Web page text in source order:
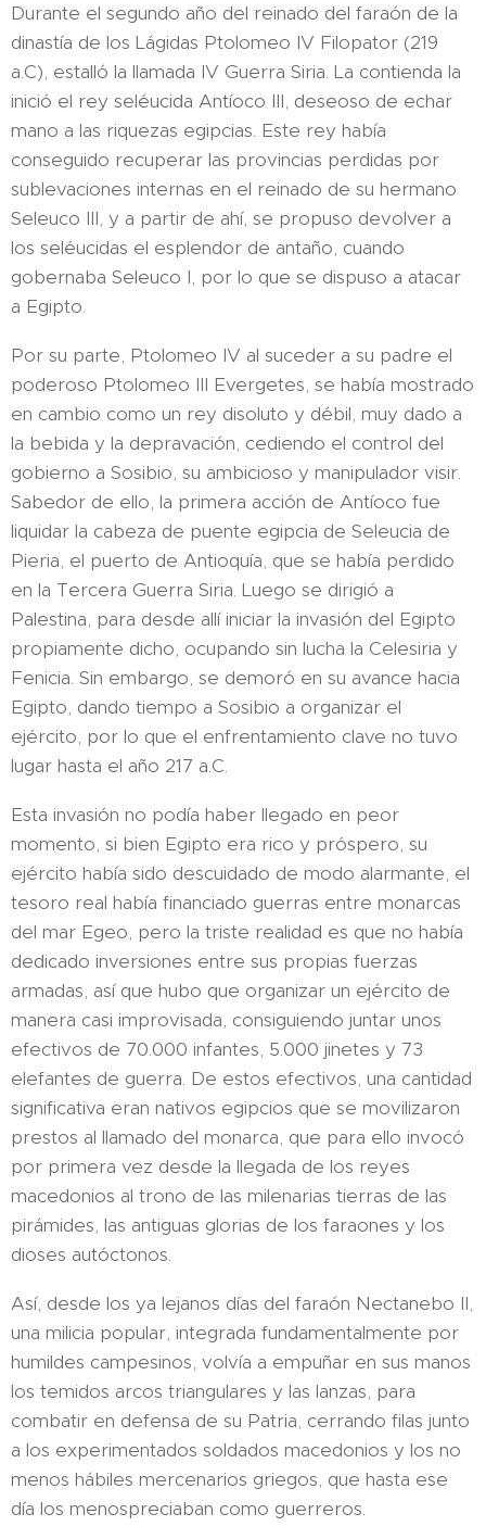
Durante el segundo año del reinado del faraón de la
dinastía de los Lágidas Ptolomeo IV Filopator (219
a.C), estalló la llamada IV Guerra Siria. La contienda la
inició el rey seléucida Antíoco III, deseoso de echar
mano a las riquezas egipcias. Este rey había
conseguido recuperar las provincias perdidas por
sublevaciones internas en el reinado de su hermano
Seleuco III, y a partir de ahí, se propuso devolver a
los seléucidas el esplendor de antaño, cuando
gobernaba Seleuco I, por lo que se dispuso a atacar
a Egipto.
Por su parte, Ptolomeo IV al suceder a su padre el
poderoso Ptolomeo III Evergetes, se había mostrado
en cambio como un rey disoluto y débil, muy dado a
la bebida y la depravación, cediendo el control del
gobierno a Sosibio, su ambicioso y manipulador visir.
Sabedor de ello, la primera acción de Antíoco fue
liquidar la cabeza de puente egipcia de Seleucia de
Pieria, el puerto de Antioquía, que se había perdido
en la Tercera Guerra Siria. Luego se dirigió a
Palestina, para desde allí iniciar la invasión del Egipto
propiamente dicho, ocupando sin lucha la Celesiria y
Fenicia. Sin embargo, se demoró en su avance hacia
Egipto, dando tiempo a Sosibio a organizar el
ejército, por lo que el enfrentamiento clave no tuvo
lugar hasta el año 217 a.C.
Esta invasión no podía haber llegado en peor
momento, si bien Egipto era rico y próspero, su
ejército había sido descuidado de modo alarmante, el
tesoro real había financiado guerras entre monarcas
del mar Egeo, pero la triste realidad es que no había
dedicado inversiones entre sus propias fuerzas
armadas, así que hubo que organizar un ejército de
manera casi improvisada, consiguiendo juntar unos
efectivos de 70.000 infantes, 5.000 jinetes y 73
elefantes de guerra. De estos efectivos, una cantidad
significativa eran nativos egipcios que se movilizaron
prestos al llamado del monarca, que para ello invocó
por primera vez desde la llegada de los reyes
macedonios al trono de las milenarias tierras de las
pirámides, las antiguas glorias de los faraones y los
dioses autóctonos.
Así, desde los ya lejanos días del faraón Nectanebo II,
una milicia popular, integrada fundamentalmente por
humildes campesinos, volvía a empuñar en sus manos
los temidos arcos triangulares y las lanzas, para
combatir en defensa de su Patria, cerrando filas junto
a los experimentados soldados macedonios y los no
menos hábiles mercenarios griegos, que hasta ese
día los menospreciaban como guerreros.